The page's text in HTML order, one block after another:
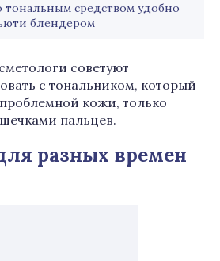
средством удобно
блендером
советуют
с тональником, который
кожи, только
пальцев.
разных времен